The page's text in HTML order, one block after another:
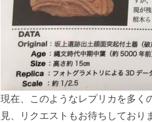
現在、このようなレプリカを多く
見、リクエストもお待ちしており